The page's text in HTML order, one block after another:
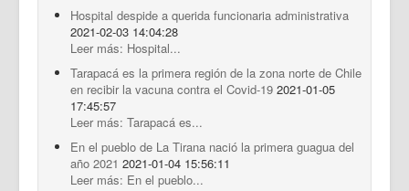
Hospital despide a querida funcionaria administrativa
2021-02-03 14:04:28
Leer más: Hospital...
Tarapacá es la primera región de la zona norte de Chile
en recibir la vacuna contra el Covid-19 2021-01-05
17:45:57
Leer más: Tarapacá es...
En el pueblo de La Tirana nació la primera guagua del
año 2021 2021-01-04 15:56:11
Leer más: En el pueblo...